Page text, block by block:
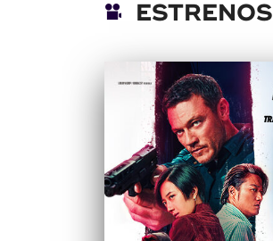
ESTRENOS